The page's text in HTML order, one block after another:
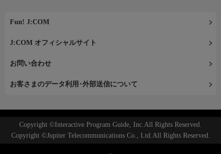
Fun! J:COM
J:COM オフィシャルサイト
お問い合わせ
お客さまのデータ利用･外部送信について
Copyright ©Interactive Program Guide, Inc.All Rights Reserved.
Copyright ©Jupiter Telecommunications Co., Ltd.All Rights Reserved.